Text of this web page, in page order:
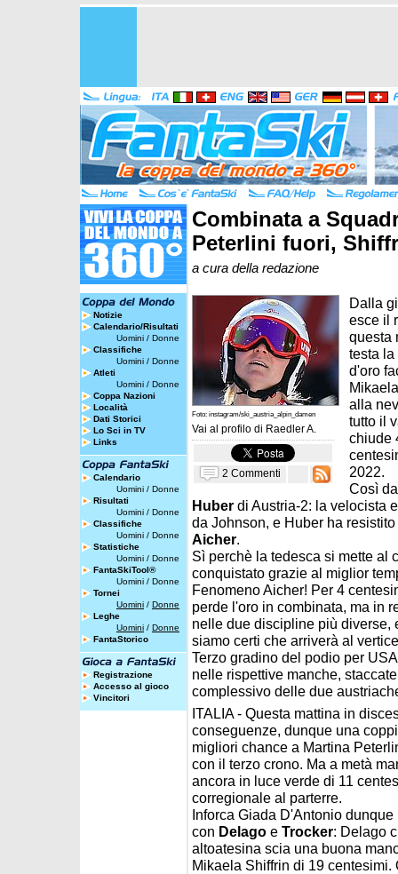
Notizie
Calendario/Risultati
Uomini / Donne
Classifiche
Uomini / Donne
Atleti
Uomini / Donne
Coppa Nazioni
Località
Dati Storici
Lo Sci in TV
Links
Calendario
Uomini / Donne
Risultati
Uomini / Donne
Classifiche
Uomini / Donne
Statistiche
Uomini / Donne
FantaSkiTool®
Uomini / Donne
Tornei
Uomini / Donne
Leghe
Uomini / Donne
FantaStorico
Registrazione
Accesso al gioco
Vincitori
Combinata a
Peterlini fuori,
a cura della redazione
Foto: instagram/ski_austria_alpin_damen
Vai al profilo di Raedler A.
2 Commenti
Dalla
esce il
questa
testa
d'oro
alla
tutto il
chiude
2022.
Così
Huber di Austria-2: la velocista
da Johnson, e Huber ha
Aicher.
Sì perchè la tedesca si mette al
conquistato grazie al miglior
Fenomeno Aicher! Per 4
perde l'oro in combinata, ma in
nelle due discipline più diverse,
siamo certi che arriverà al
Terzo gradino del podio per
nelle rispettive manche,
complessivo delle due
ITALIA - Questa mattina in
conseguenze, dunque una
migliori chance a Martina
con il terzo crono. Ma a metà
ancora in luce verde di 11
corregionale al parterre.
Inforca Giada D'Antonio
con Delago e Trocker: Delago
altoatesina scia una buona
Mikaela Shiffrin di 19 centesimi.